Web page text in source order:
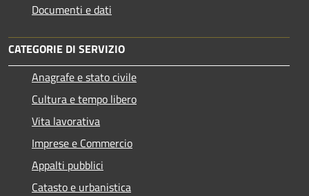
Documenti e dati
CATEGORIE DI SERVIZIO
Anagrafe e stato civile
Cultura e tempo libero
Vita lavorativa
Imprese e Commercio
Appalti pubblici
Catasto e urbanistica